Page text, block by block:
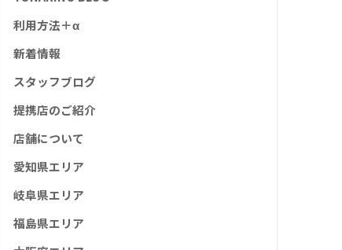
利用方法＋α
新着情報
スタッフブログ
提携店のご紹介
店舗について
愛知県エリア
岐阜県エリア
福島県エリア